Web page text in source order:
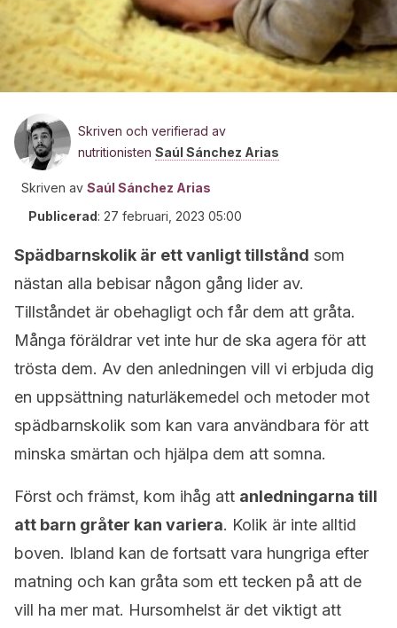
Skriven och verifierad av
nutritionisten Saúl Sánchez Arias
Skriven av Saúl Sánchez Arias
Publicerad: 27 februari, 2023 05:00
Spädbarnskolik är ett vanligt tillstånd som
nästan alla bebisar någon gång lider av.
Tillståndet är obehagligt och får dem att gråta.
Många föräldrar vet inte hur de ska agera för att
trösta dem. Av den anledningen vill vi erbjuda dig
en uppsättning naturläkemedel och metoder mot
spädbarnskolik som kan vara användbara för att
minska smärtan och hjälpa dem att somna.
Först och främst, kom ihåg att anledningarna till
att barn gråter kan variera. Kolik är inte alltid
boven. Ibland kan de fortsatt vara hungriga efter
matning och kan gråta som ett tecken på att de
vill ha mer mat. Hursomhelst är det viktigt att